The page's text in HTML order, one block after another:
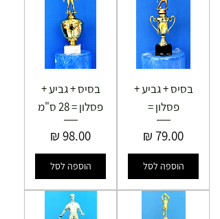
בסיס + גביע +
פסלון =
מחיר
הוספה לסל
בסיס + גביע +
פסלון = 28 ס"מ
מחיר
הוספה לסל